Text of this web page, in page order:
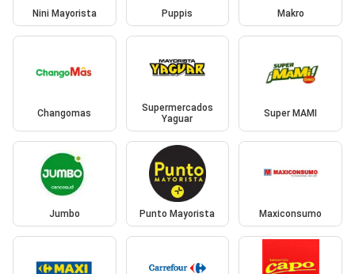
Nini Mayorista Puppis Makro
Changomas
Supermercados
Yaguar
Super MAMI
Jumbo Punto Mayorista Maxiconsumo